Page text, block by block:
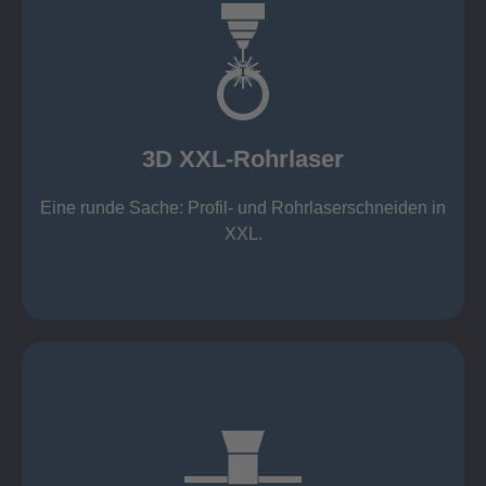
3D XXL-Rohrlaser
Eine runde Sache: Profil- und Rohrlaserschneiden in
XXL.
3D XXL-Rohrlaser
Rechteckprofile bis 300 x 300 mm
Wandstärken:
Nichtrostende Stähle 15 mm (oxidfrei)
Aluminium 10 mm (oxidfrei)